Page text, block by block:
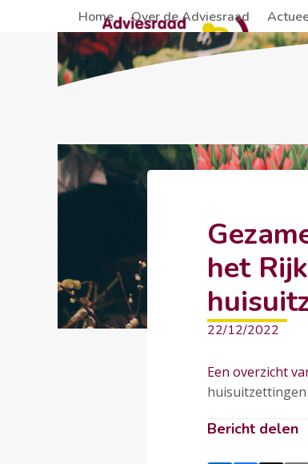
Home Over de Adviesraad
het
22/12/2022
Een overzicht
huisuitzettingen
Bericht delen